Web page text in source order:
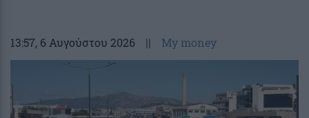
13:57, 6 Αυγούστου 2026 || My money